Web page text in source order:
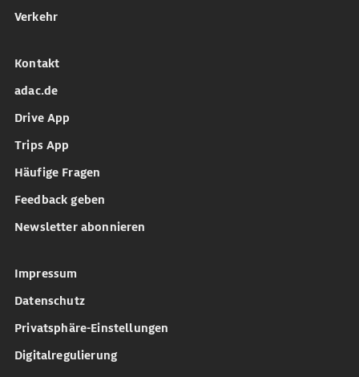
Verkehr
Kontakt
adac.de
Drive App
Trips App
Häufige Fragen
Feedback geben
Newsletter abonnieren
Impressum
Datenschutz
Privatsphäre-Einstellungen
Digitalregulierung